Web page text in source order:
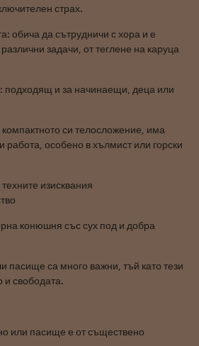
страх.
обича да сътрудничи с хора и е
задачи, от теглене на каруца
подходящ и за начинаещи, деца или
си телосложение, има
работа, особено в хълмист или горски
изисквания
конюшня със сух под и добра
пасище са много важни, тъй като тези
и свободата.
или пасище е от съществено